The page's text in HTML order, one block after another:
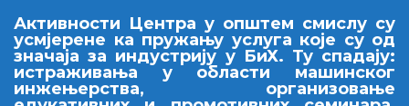
Активности Центра у општем смислу су
усмјерене ка пружању услуга које су од
значаја за индустрију у БиХ. Ту спадају:
истраживања у области машинског
инжењерства, организовање